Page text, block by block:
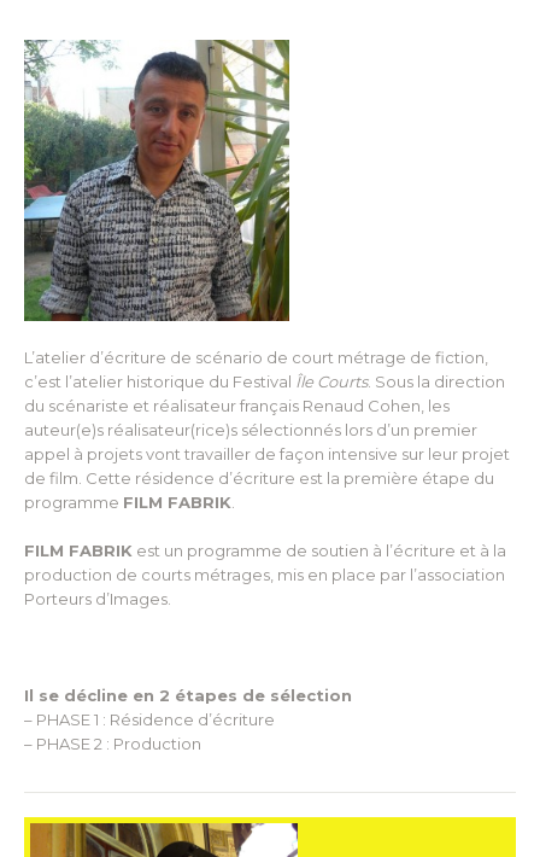
L’atelier d’écriture de scénario de court métrage de fiction,
c’est l’atelier historique du Festival Île Courts. Sous la direction
du scénariste et réalisateur français Renaud Cohen, les
auteur(e)s réalisateur(rice)s sélectionnés lors d’un premier
appel à projets vont travailler de façon intensive sur leur projet
de film. Cette résidence d’écriture est la première étape du
programme FILM FABRIK
FILM FABRIK est un programme de soutien à l’écriture et à la
production de courts métrages, mis en place par l’association
Porteurs d’Images.
Il se décline en 2 étapes de sélection
– PHASE 1 : Résidence d’écriture
– PHASE 2 : Production